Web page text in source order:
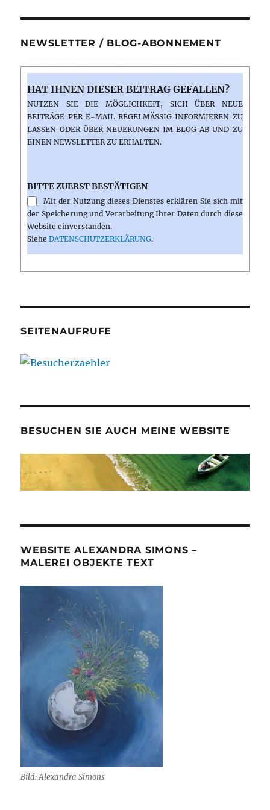
NEWSLETTER / BLOG-ABONNEMENT
HAT IHNEN DIESER BEITRAG GEFALLEN?
NUTZEN SIE DIE MÖGLICHKEIT, SICH ÜBER NEUE
BEITRÄGE PER E-MAIL REGELMÄSSIG INFORMIEREN ZU L
ASSEN ODER ÜBER NEUERUNGEN IM BLOG AB UND ZU E
INEN NEWSLETTER ZU ERHALTEN.
BITTE ZUERST BESTÄTIGEN
Mit der Nutzung dieses Dienstes erklären Sie sich mit
der Speicherung und Verarbeitung Ihrer Daten durch diese
Website einverstanden.
SieheDATENSCHUTZERKLÄRUNG.
SEITENAUFRUFE
BESUCHEN SIE AUCH MEINE WEBSITE
WEBSITE ALEXANDRA SIMONS –
MALEREI OBJEKTE TEXT
Bild: Alexandra Simons